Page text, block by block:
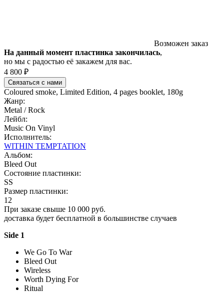
Возможен заказ
На данный момент пластинка закончилась,
но мы с радостью её закажем для вас.
4 800 ₽
Связаться с нами
Coloured smoke, Limited Edition, 4 pages booklet, 180g
Жанр:
Metal / Rock
Лейбл:
Music On Vinyl
Исполнитель:
WITHIN TEMPTATION
Альбом:
Bleed Out
Состояние пластинки:
SS
Размер пластинки:
12
При заказе свыше 10 000 руб.
доставка будет бесплатной в большинстве случаев
Side 1
We Go To War
Bleed Out
Wireless
Worth Dying For
Ritual